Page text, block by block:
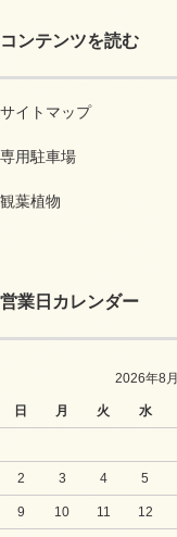
コンテンツを読む
サイトマップ
専用駐車場
観葉植物
営業日カレンダー
2026年8月
日 月 火 水
2 3 4 5
9 10 11 12